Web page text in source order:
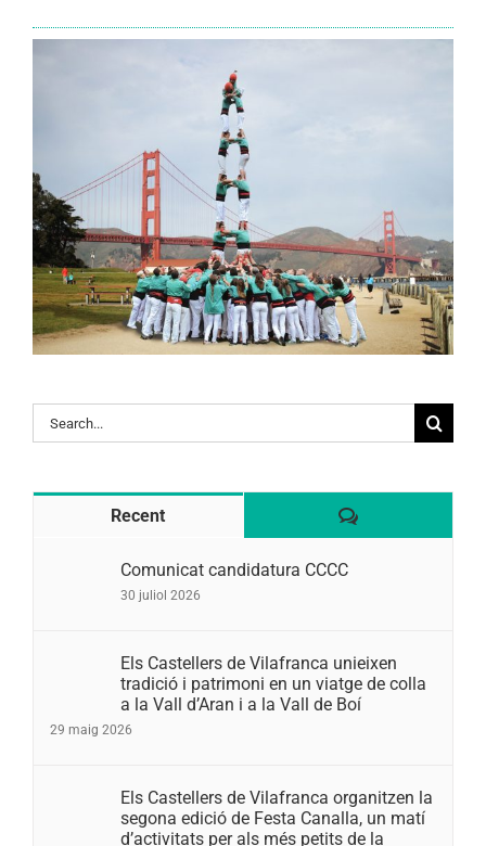
Search
for:
Recent Comentaris
Comunicat candidatura CCCC
30 juliol 2026
Els Castellers de Vilafranca unieixen
tradició i patrimoni en un viatge de colla
a la Vall d’Aran i a la Vall de Boí
29 maig 2026
Els Castellers de Vilafranca organitzen la
segona edició de Festa Canalla, un matí
d’activitats per als més petits de la